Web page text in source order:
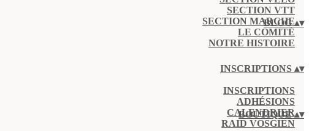
SECTION VTT
SECTION MARCHE
LE COMITÉ
NOTRE HISTOIRE
BLOG▴▾
INSCRIPTIONS ▴▾
INSCRIPTIONS
ADHÉSIONS
CALENDRIER
RAID VOSGIEN
BOUTIQUE▴▾